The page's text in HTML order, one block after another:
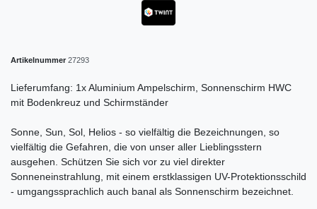
Artikelnummer 27293
Lieferumfang: 1x Aluminium Ampelschirm, Sonnenschirm HWC
mit Bodenkreuz und Schirmständer
Sonne, Sun, Sol, Helios - so vielfältig die Bezeichnungen, so
vielfältig die Gefahren, die von unser aller Lieblingsstern
ausgehen. Schützen Sie sich vor zu viel direkter
Sonneneinstrahlung, mit einem erstklassigen UV-Protektionsschild
- umgangssprachlich auch banal als Sonnenschirm bezeichnet.